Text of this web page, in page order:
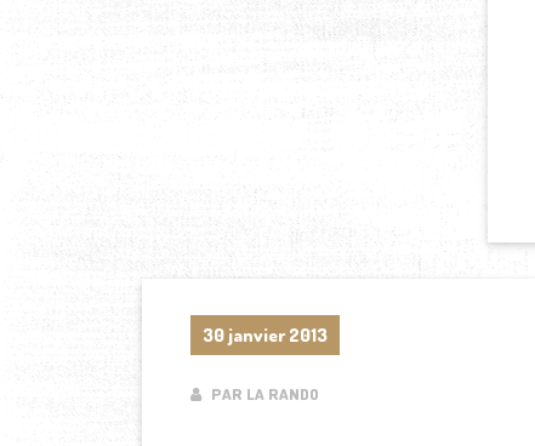
30 janvier 2013
PAR LA RANDO